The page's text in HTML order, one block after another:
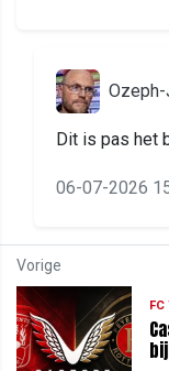
Dit is pas het
06-07-2026
Vorige
FC